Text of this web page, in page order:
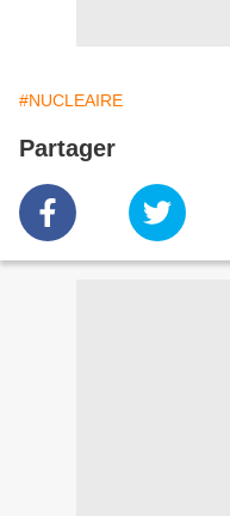
#NUCLEAIRE
Partager